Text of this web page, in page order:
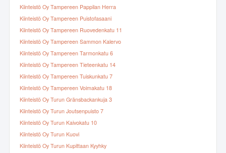
Kiinteistö Oy Tampereen Pappilan Herra
Kiinteistö Oy Tampereen Puistofasaani
Kiinteistö Oy Tampereen Ruovedenkatu 11
Kiinteistö Oy Tampereen Sammon Kalervo
Kiinteistö Oy Tampereen Tarmonkatu 6
Kiinteistö Oy Tampereen Tieteenkatu 14
Kiinteistö Oy Tampereen Tuiskunkatu 7
Kiinteistö Oy Tampereen Voimakatu 18
Kiinteistö Oy Turun Gränsbackankuja 3
Kiinteistö Oy Turun Joutsenpuisto 7
Kiinteistö Oy Turun Kaivokatu 10
Kiinteistö Oy Turun Kuovi
Kiinteistö Oy Turun Kupittaan Kyyhky